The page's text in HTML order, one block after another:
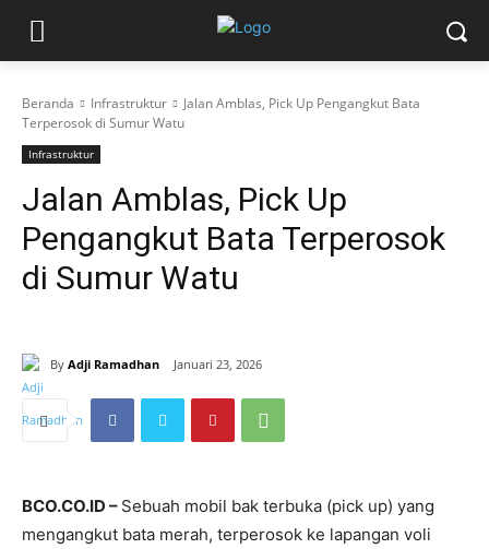
Beranda Infrastruktur
Jalan Amblas, Pick Up Pengangkut Bata
Terperosok di Sumur Watu
Infrastruktur
Jalan Amblas, Pick Up
Pengangkut Bata Terperosok
di Sumur Watu
By Adji Ramadhan Januari 23, 2026
BCO.CO.ID – Sebuah mobil bak terbuka (pick up) yang
mengangkut bata merah, terperosok ke lapangan voli